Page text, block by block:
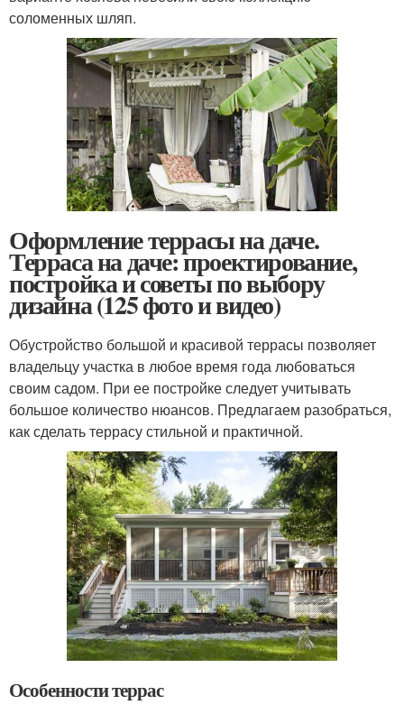
соломенных шляп.
Оформление террасы на даче.
Терраса на даче: проектирование,
постройка и советы по выбору
дизайна (125 фото и видео)
Обустройство большой и красивой террасы позволяет
владельцу участка в любое время года любоваться
своим садом. При ее постройке следует учитывать
большое количество нюансов. Предлагаем разобраться,
как сделать террасу стильной и практичной.
Особенности террас